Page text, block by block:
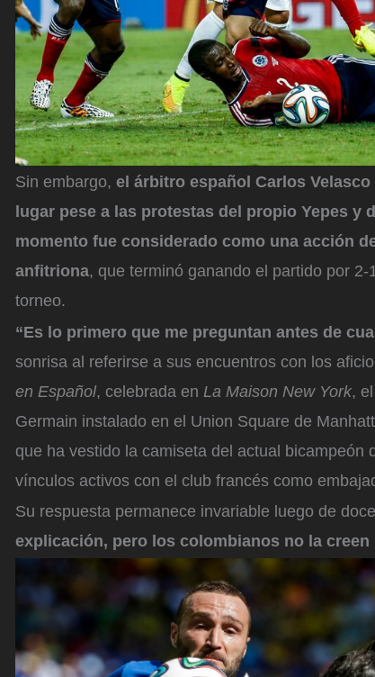
Sin embargo, el árbitro español Carlos
lugar pese a las protestas del propio Yepes y
momento fue considerado como una acción
anfitriona, que terminó ganando el partido por
torneo.
“Es lo primero que me preguntan antes de
sonrisa al referirse a sus encuentros con los
en Español, celebrada en La Maison New York,
Germain instalado en el Union Square de
que ha vestido la camiseta del actual bicampeón
vínculos activos con el club francés como
Su respuesta permanece invariable luego de
explicación, pero los colombianos no la creen